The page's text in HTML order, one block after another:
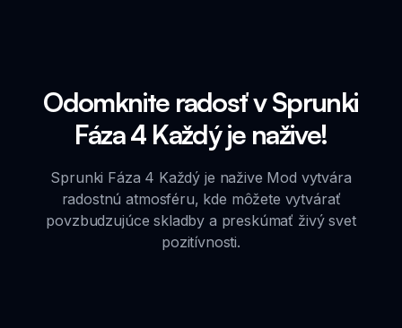
Odomknite radosť v Sprunki
Fáza 4 Každý je nažive!
Sprunki Fáza 4 Každý je nažive Mod vytvára
radostnú atmosféru, kde môžete vytvárať
povzbudzujúce skladby a preskúmať živý svet
pozitívnosti.